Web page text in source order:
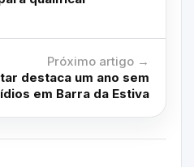
Próximo artigo →
destaca um ano sem
em Barra da Estiva